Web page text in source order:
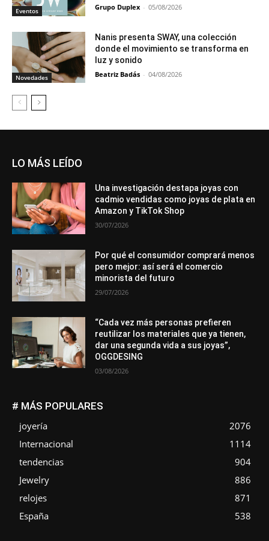
Eventos Grupo Duplex - 05/08/2026
Novedades
Nanis presenta SWAY, una colección
donde el movimiento se transforma en
luz y sonido
Beatriz Badás - 04/08/2026
LO MÁS LEÍDO
Una investigación destapa joyas con
cadmio vendidas como joyas de plata en
Amazon y TikTok Shop
30/07/2026
Por qué el consumidor comprará menos
pero mejor: así será el comercio
minorista del futuro
29/07/2026
“Cada vez más personas prefieren
reutilizar los materiales que ya tienen,
dar una segunda vida a sus joyas”,
OGGDESING
03/08/2026
# MÁS POPULARES
joyería
2076
Internacional
1114
tendencias
904
Jewelry
886
relojes
871
España
538